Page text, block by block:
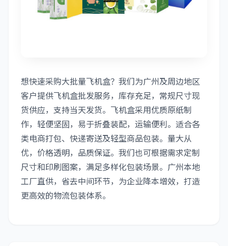
想快速采购大批量飞机盒？我们为广州及周边地区
客户提供飞机盒批发服务，库存充足，常规尺寸现
货供应，支持当天发货。飞机盒采用优质原纸制
作，轻便坚固，易于折叠装配，运输便利。适合各
类电商打包、快递寄送及轻型商品包装。量大从
优，价格透明，品质保证。我们也可根据需求定制
尺寸和印刷图案，满足多样化包装场景。广州本地
工厂直供，省去中间环节，为企业降本增效，打造
更高效的物流包装体系。